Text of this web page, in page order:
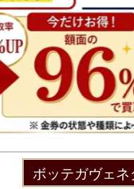
ボッテガヴェ